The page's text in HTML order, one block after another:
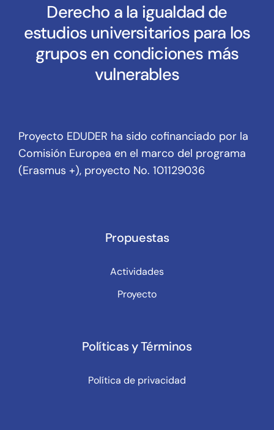
Derecho a la igualdad de
estudios universitarios para los
grupos en condiciones más
vulnerables
Proyecto EDUDER ha sido cofinanciado por la
Comisión Europea en el marco del programa
(Erasmus +), proyecto No. 101129036
Propuestas
Actividades
Proyecto
Políticas y Términos
Política de privacidad